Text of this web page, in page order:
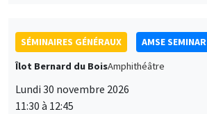
SÉMINAIRES GÉNÉRAUX
AMSE SEMINAR
Îlot Bernard du BoisAmphithéâtre
Lundi 30 novembre 2026
11:30 à 12:45